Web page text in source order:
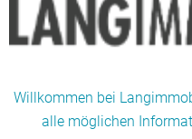
Willkommen bei
alle möglichen